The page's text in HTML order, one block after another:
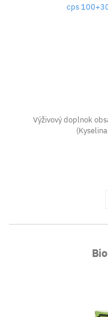
cps
Výživový doplnok